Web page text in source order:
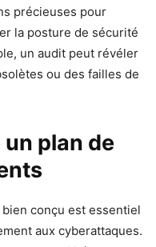
précieuses pour
la posture de sécurité
un audit peut révéler
ou des failles de
plan de
conçu est essentiel
aux cyberattaques.